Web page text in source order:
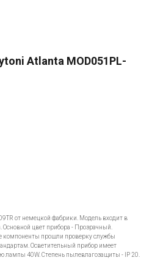
Atlanta MOD051PL-
от немецкой фабрики. Модель входит в
цвет прибора - Прозрачный.
компоненты прошли проверку службы
Осветительный прибор имеет
лампы 40W. Степень пылевлагозащиты - IP 20.